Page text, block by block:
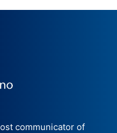
communicator of